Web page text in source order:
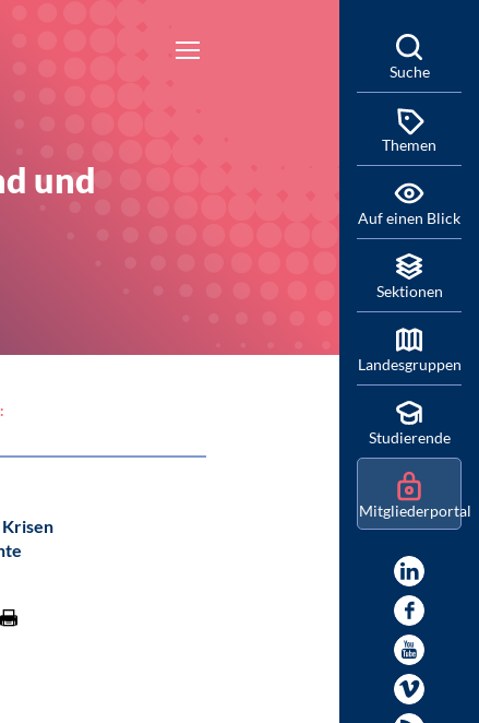
und
Krisen
Suche
Themen
Auf einen Blick
Sektionen
Landesgruppen
Studierende
Mitgliederportal